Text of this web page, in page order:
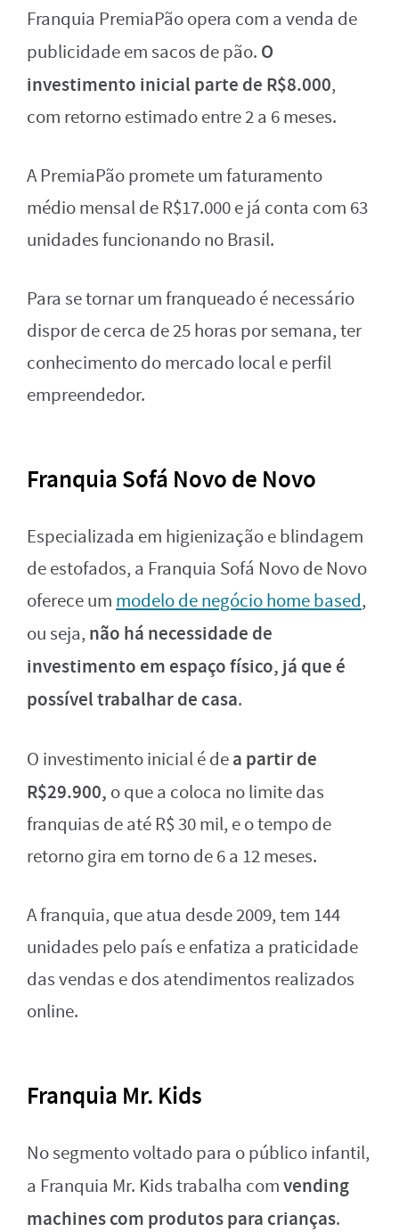
Franquia PremiaPão opera com a venda de
publicidade em sacos de pão. O
investimento inicial parte de R$8.000,
com retorno estimado entre 2 a 6 meses.
A PremiaPão promete um faturamento
médio mensal de R$17.000 e já conta com 63
unidades funcionando no Brasil.
Para se tornar um franqueado é necessário
dispor de cerca de 25 horas por semana, ter
conhecimento do mercado local e perfil
empreendedor.
Franquia Sofá Novo de Novo
Especializada em higienização e blindagem
de estofados, a Franquia Sofá Novo de Novo
oferece um modelo de negócio home based,
ou seja, não há necessidade de
investimento em espaço físico, já que é
possível trabalhar de casa.
O investimento inicial é dea partir de
R$29.900, o que a coloca no limite das
franquias de até R$ 30 mil, e o tempo de
retorno gira em torno de 6 a 12 meses.
A franquia, que atua desde 2009, tem 144
unidades pelo país e enfatiza a praticidade
das vendas e dos atendimentos realizados
online.
Franquia Mr. Kids
No segmento voltado para o público infantil,
a Franquia Mr. Kids trabalha comvending
machines com produtos para crianças.